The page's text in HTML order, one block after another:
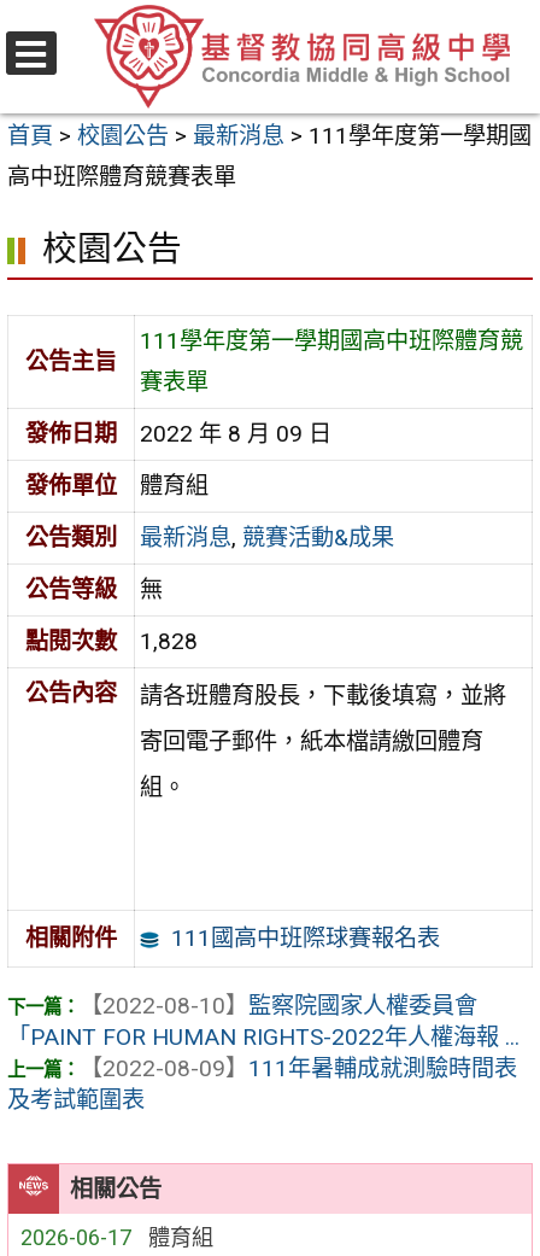
至
要
內
區
首頁 > 校園公告 > 最新消息 > 111學年度第一學期國
高中班際體育競賽表單
相關公告
2026-06-17 體育組
校園公告
公告主旨
111學年度第一學期國高中班際體育競
賽表單
發佈日期
2022 年 8 月 09 日
發佈單位
體育組
公告類別
最新消息, 競賽活動&成果
公告等級
無
點閱次數
1,828
公告內容
請各班體育股長，下載後填寫，並將
寄回電子郵件，紙本檔請繳回體育
組。
相關附件 111國高中班際球賽報名表
【2022-08-10】 監察院國家人權委員會
「PAINT FOR HUMAN RIGHTS-2022年人權海報 ...
【2022-08-09】 111年暑輔成就測驗時間表
及考試範圍表
選
單